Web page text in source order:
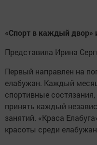
«Спорт в каждый двор»
Представила Ирина
Первый направлен на
елабужан. Каждый
спортивные
принять каждый
занятий. «Краса
красоты среди